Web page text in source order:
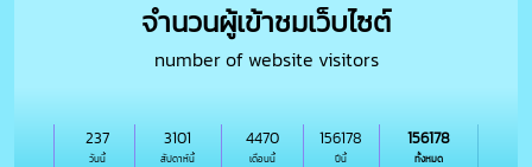
จำนวนผู้เข้าชมเว็บไซต์
number of website visitors
วันนี้
237
สัปดาห์นี้
3101
เดือนนี้
4470
ปีนี้
156178
ทั้งหมด
156178